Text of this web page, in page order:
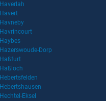
Haverlah
Havert
Havneby
Havrincourt
Haybes
Hazerswoude-Dorp
Haßfurt
Haßloch
Hebertsfelden
Hebertshausen
Hechtel-Eksel